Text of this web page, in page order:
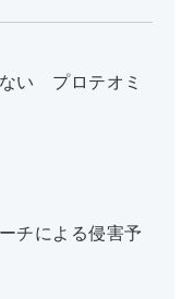
い プロテオミ
チによる侵害予